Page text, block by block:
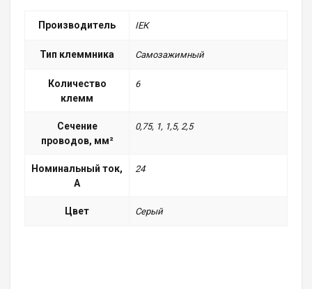
Производитель ІЕК
Тип клеммника Самозажимный
Количество
клемм
6
Сечение
проводов, мм²
0,75, 1, 1,5, 2,5
Номинальный ток,
А
24
Цвет Серый